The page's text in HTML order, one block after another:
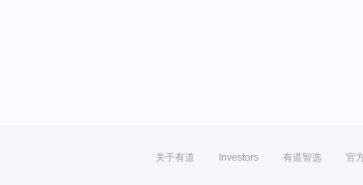
关于有道 Investors 有道智选 官